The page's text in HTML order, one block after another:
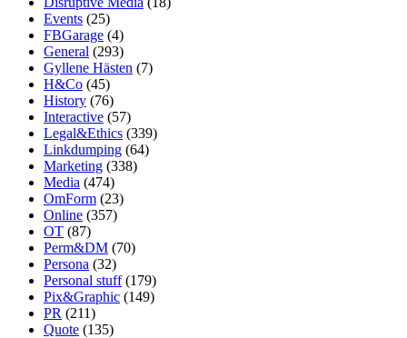
Events (25)
FBGarage (4)
General (293)
Gyllene Hästen (7)
H&Co (45)
History (76)
Interactive (57)
Legal&Ethics (339)
Linkdumping (64)
Marketing (338)
Media (474)
OmForm (23)
Online (357)
OT (87)
Perm&DM (70)
Persona (32)
Personal stuff(179)
Pix&Graphic (149)
PR (211)
Quote (135)